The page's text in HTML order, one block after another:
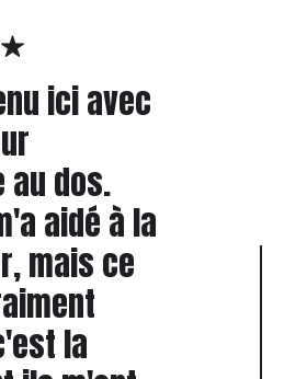
ici avec
au dos.
aidé à la
mais ce
la
opération
je ne
pleine
grâce à
du
la
Sport
montré
ne
subir.
le
devient